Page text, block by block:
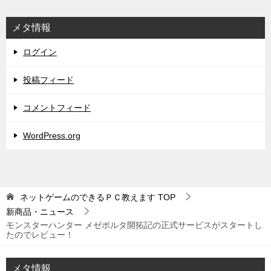
メタ情報
ログイン
投稿フィード
コメントフィード
WordPress.org
ネットゲームのできるＰＣ教えます TOP
新商品・ニュース
モンスターハンター メゼポルタ開拓記の正式サービスがスタートし
たのでレビュー！
メタ情報